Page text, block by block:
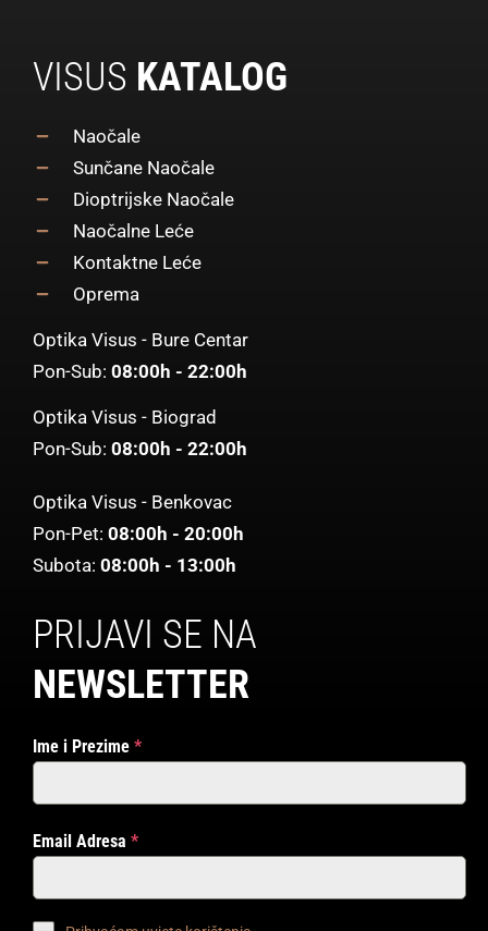
VISUS KATALOG
Naočale
Sunčane Naočale
Dioptrijske Naočale
Naočalne Leće
Kontaktne Leće
Oprema
Optika Visus - Bure Centar
Pon-Sub: 08:00h - 22:00h
Optika Visus - Biograd
Pon-Sub: 08:00h - 22:00h
Optika Visus - Benkovac
Pon-Pet: 08:00h - 20:00h
Subota: 08:00h - 13:00h
PRIJAVI SE NA
NEWSLETTER
Ime i Prezime *
Email Adresa *